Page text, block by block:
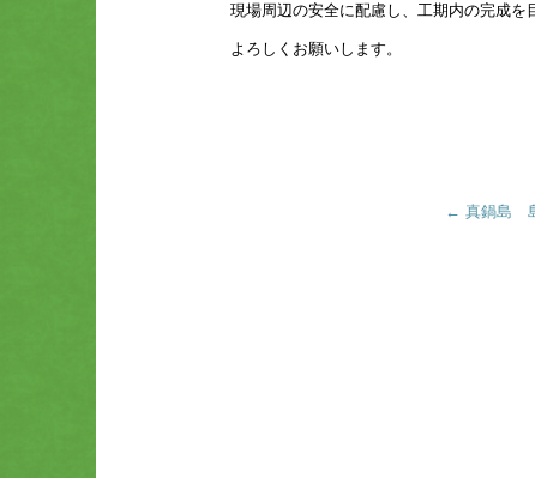
現場周辺の安全に配慮し、工期内の完成を
よろしくお願いします。
← 真鍋島